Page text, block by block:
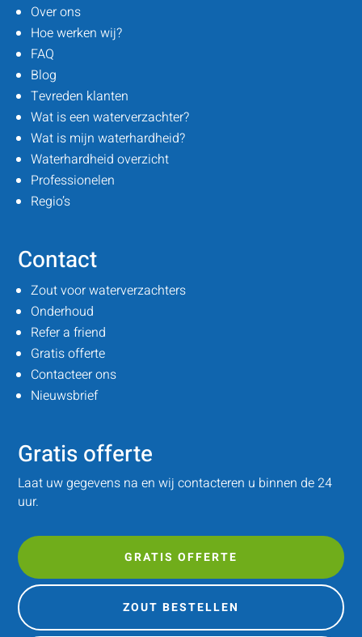
Over ons
Hoe werken wij?
FAQ
Blog
Tevreden klanten
Wat is een waterverzachter?
Wat is mijn waterhardheid?
Waterhardheid overzicht
Professionelen
Regio’s
Contact
Zout voor waterverzachters
Onderhoud
Refer a friend
Gratis offerte
Contacteer ons
Nieuwsbrief
Gratis offerte
Laat uw gegevens na en wij contacteren u binnen de 24
uur.
GRATIS OFFERTE
ZOUT BESTELLEN